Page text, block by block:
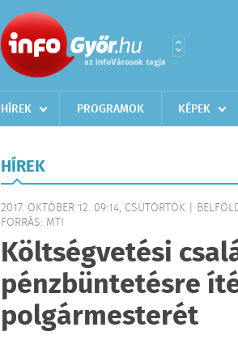
HÍREK PROGRAMOK KÉPEK
HÍREK
2017. OKTÓBER 12. 09:14, CSÜTÖRTÖK |
FORRÁS: MTI
Költségvetési
pénzbüntetésre
polgármesterét